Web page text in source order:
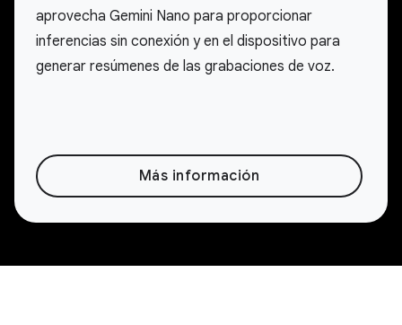
aprovecha Gemini Nano para proporcionar
inferencias sin conexión y en el dispositivo para
generar resúmenes de las grabaciones de voz.
Más información